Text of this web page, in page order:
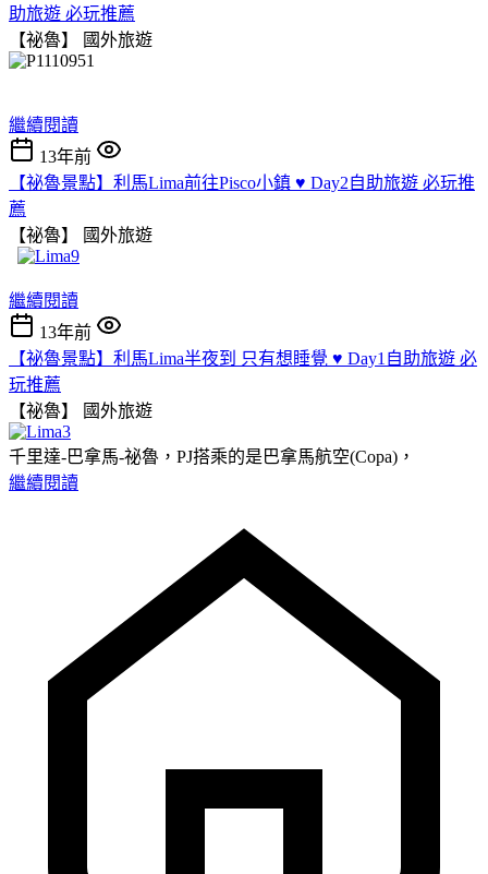
助旅遊 必玩推薦
【祕魯】
國外旅遊
繼續閱讀
13年前
【祕魯景點】利馬Lima前往Pisco小鎮 ♥ Day2自助旅遊 必玩推
薦
【祕魯】
國外旅遊
繼續閱讀
13年前
【祕魯景點】利馬Lima半夜到 只有想睡覺 ♥ Day1自助旅遊 必
玩推薦
【祕魯】
國外旅遊
千里達-巴拿馬-祕魯，PJ搭乘的是巴拿馬航空(Copa)，
繼續閱讀